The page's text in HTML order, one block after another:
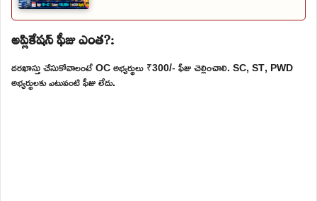
అప్లికేషన్ ఫీజు ఎంత?:
దరఖాస్తు చేసుకోవాలంటే OC అభ్యర్థులు ₹300/- ఫీజు చెల్లించాలి. SC, ST, PWD
అభ్యర్థులకు ఎటువంటి ఫీజు లేదు.